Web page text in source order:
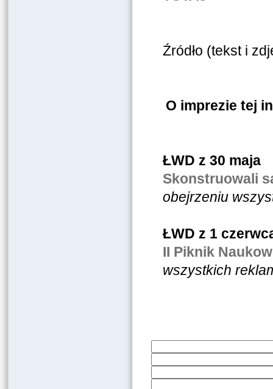
Źródło (tekst i
O imprezie tej
ŁWD z 30 maja
Skonstruowali
obejrzeniu
ŁWD z 1
II Piknik
wszystkich